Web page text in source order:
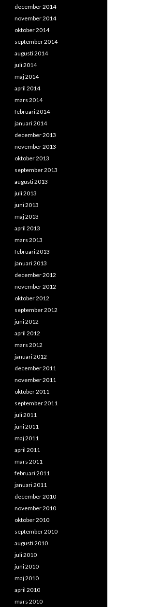
december 2014
november 2014
oktober 2014
september 2014
augusti 2014
juli 2014
maj 2014
april 2014
mars 2014
februari 2014
januari 2014
december 2013
november 2013
oktober 2013
september 2013
augusti 2013
juli 2013
juni 2013
maj 2013
april 2013
mars 2013
februari 2013
januari 2013
december 2012
november 2012
oktober 2012
september 2012
juni 2012
april 2012
mars 2012
januari 2012
december 2011
november 2011
oktober 2011
september 2011
juli 2011
juni 2011
maj 2011
april 2011
mars 2011
februari 2011
januari 2011
december 2010
november 2010
oktober 2010
september 2010
augusti 2010
juli 2010
juni 2010
maj 2010
april 2010
mars 2010